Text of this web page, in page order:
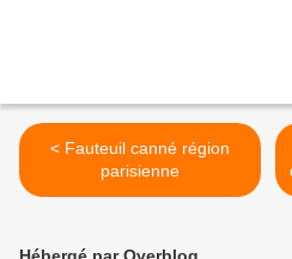
< Fauteuil canné région
parisienne